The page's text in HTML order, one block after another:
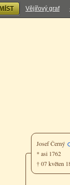
Vějířový graf
Josef Černý
* asi 1762
† 07 květen